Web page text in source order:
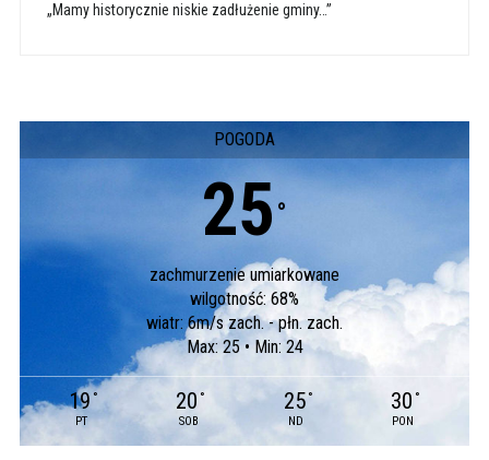
„Mamy historycznie niskie zadłużenie gminy…”
POGODA
25 °
zachmurzenie umiarkowane
wilgotność: 68%
wiatr: 6m/s zach. - płn. zach.
Max: 25 • Min: 24
19 °
PT
20 °
SOB
25 °
ND
30 °
PON